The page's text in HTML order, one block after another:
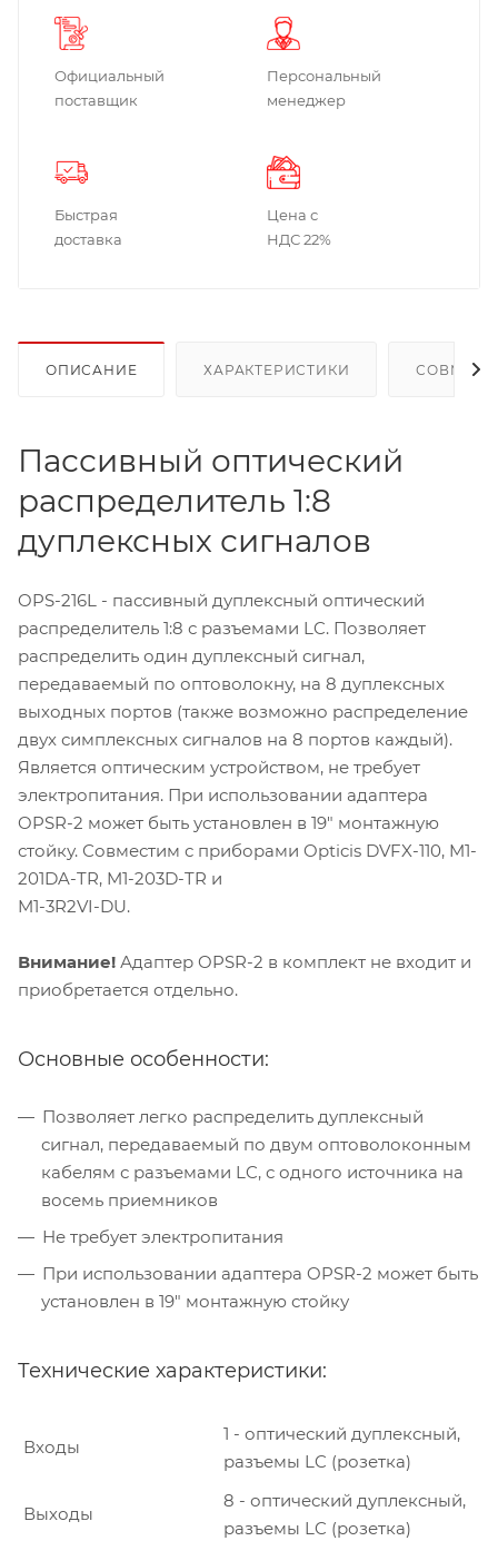
Официальный
поставщик
Персональный
менеджер
Быстрая
доставка
Цена с
НДС 22%
ОПИСАНИЕ ХАРАКТЕРИСТИКИ
Пассивный оптический
распределитель 1:8
дуплексных сигналов
OPS-216L - пассивный дуплексный оптический
распределитель 1:8 с разъемами LC. Позволяет
распределить один дуплексный сигнал,
передаваемый по оптоволокну, на 8 дуплексных
выходных портов (также возможно распределение
двух симплексных сигналов на 8 портов каждый).
Является оптическим устройством, не требует
электропитания. При использовании адаптера
OPSR-2 может быть установлен в 19" монтажную
стойку. Совместим с приборами Opticis DVFX-110, M1-
201DA-TR, M1-203D-TR и
M1-3R2VI-DU.
Внимание! Адаптер OPSR-2 в комплект не входит и
приобретается отдельно.
Основные особенности:
Позволяет легко распределить дуплексный
сигнал, передаваемый по двум оптоволоконным
кабелям с разъемами LC, с одного источника на
восемь приемников
Не требует электропитания
При использовании адаптера OPSR-2 может быть
установлен в 19" монтажную стойку
Технические характеристики:
Входы
1 - оптический дуплексный,
разъемы LC (розетка)
Выходы
8 - оптический дуплексный,
разъемы LC (розетка)